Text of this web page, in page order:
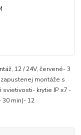
12 / 24V, červené- 3
montáže s
svietivosti- krytie IP x7 -
min)- 12